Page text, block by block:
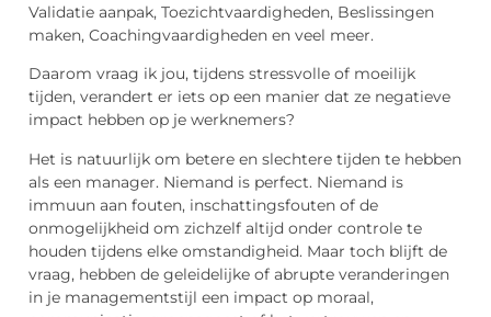
Validatie aanpak, Toezichtvaardigheden, Beslissingen
maken, Coachingvaardigheden en veel meer.
Daarom vraag ik jou, tijdens stressvolle of moeilijk
tijden, verandert er iets op een manier dat ze negatieve
impact hebben op je werknemers?
Het is natuurlijk om betere en slechtere tijden te hebben
als een manager. Niemand is perfect. Niemand is
immuun aan fouten, inschattingsfouten of de
onmogelijkheid om zichzelf altijd onder controle te
houden tijdens elke omstandigheid. Maar toch blijft de
vraag, hebben de geleidelijke of abrupte veranderingen
in je managementstijl een impact op moraal,